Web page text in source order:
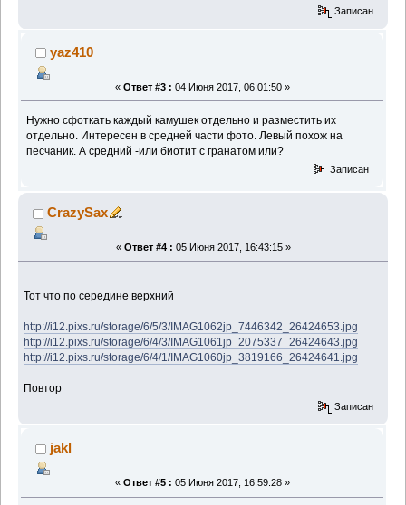
Записан
yaz410
« Ответ #3 : 04 Июня 2017, 06:01:50 »
Нужно сфоткать каждый камушек отдельно и разместить их
отдельно. Интересен в средней части фото. Левый похож на
песчаник. А средний -или биотит с гранатом или?
Записан
CrazySax
« Ответ #4 : 05 Июня 2017, 16:43:15 »
Тот что по середине верхний
http://i12.pixs.ru/storage/6/5/3/IMAG1062jp_7446342_26424653.jpg
http://i12.pixs.ru/storage/6/4/3/IMAG1061jp_2075337_26424643.jpg
http://i12.pixs.ru/storage/6/4/1/IMAG1060jp_3819166_26424641.jpg
Повтор
Записан
jakl
« Ответ #5 : 05 Июня 2017, 16:59:28 »